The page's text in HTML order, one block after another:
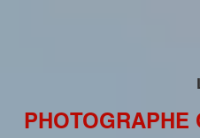
PHOTOGRAPHE